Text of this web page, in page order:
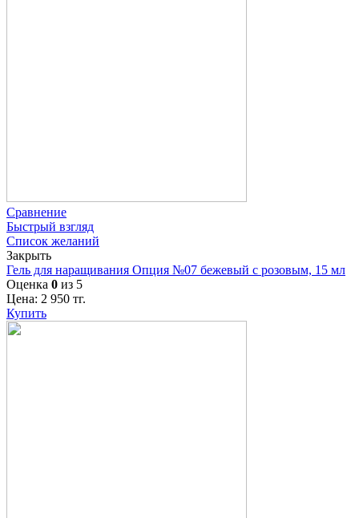
Сравнение
Быстрый взгляд
Список желаний
Закрыть
Гель для наращивания Опция №07 бежевый с розовым, 15 мл
Оценка 0 из 5
Цена: 2 950 тг.
Купить